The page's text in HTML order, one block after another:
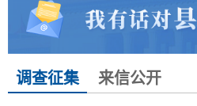
调查征集 来信公开